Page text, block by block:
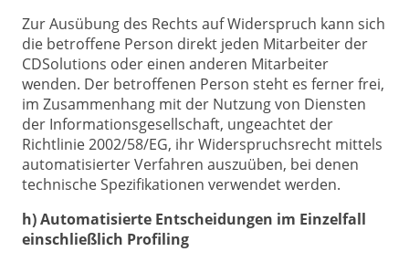
Zur Ausübung des Rechts auf Widerspruch kann sich
die betroffene Person direkt jeden Mitarbeiter der
CDSolutions oder einen anderen Mitarbeiter
wenden. Der betroffenen Person steht es ferner frei,
im Zusammenhang mit der Nutzung von Diensten
der Informationsgesellschaft, ungeachtet der
Richtlinie 2002/58/EG, ihr Widerspruchsrecht mittels
automatisierter Verfahren auszuüben, bei denen
technische Spezifikationen verwendet werden.
h) Automatisierte Entscheidungen im Einzelfall
einschließlich Profiling